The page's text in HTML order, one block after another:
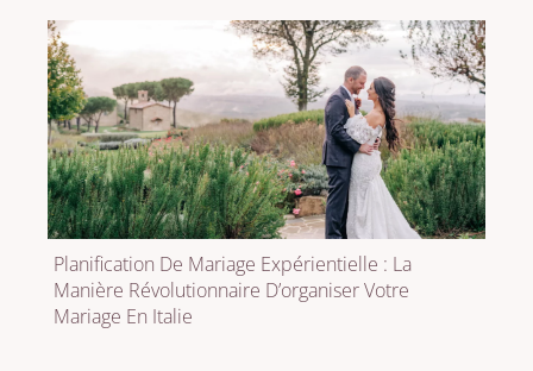
Planification De Mariage Expérientielle : La
Manière Révolutionnaire D’organiser Votre
Mariage En Italie